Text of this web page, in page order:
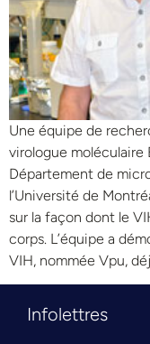
Une équipe de
virologue moléculaire
Département de
l’Université de
sur la façon dont le
corps. L’équipe a
VIH, nommée Vpu,
Infolettres